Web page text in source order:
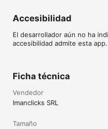
Accesibilidad
El desarrollador aún no ha
accesibilidad admite esta app.
Ficha técnica
Vendedor
Imanclicks SRL
Tamaño